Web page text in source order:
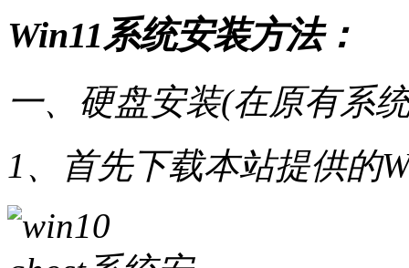
Win11系统安装方法：
一、硬盘安装(在原有系
1、首先下载本站提供的